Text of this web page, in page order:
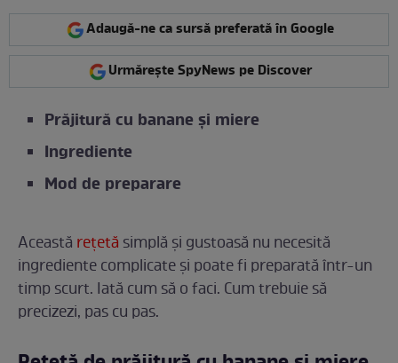
Adaugă-ne ca sursă preferată în Google
Urmărește SpyNews pe Discover
Prăjitură cu banane și miere
Ingrediente
Mod de preparare
Această rețetă simplă și gustoasă nu necesită
ingrediente complicate și poate fi preparată într-un
timp scurt. Iată cum să o faci. Cum trebuie să
precizezi, pas cu pas.